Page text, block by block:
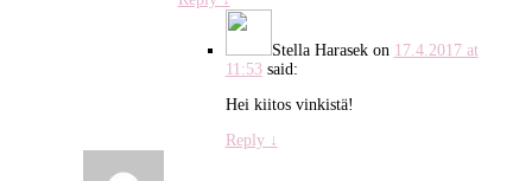
Stella Harasekon 17.4.2017 at
11:53 said:
Hei kiitos vinkistä!
Reply ↓